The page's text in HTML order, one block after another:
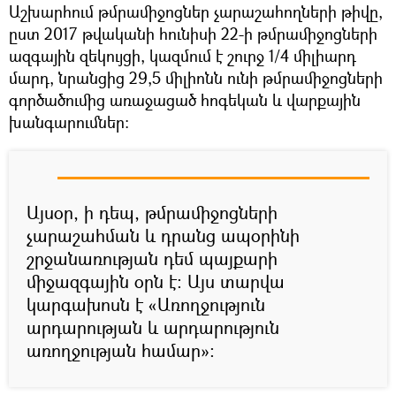
Աշխարհում թմրամիջոցներ չարաշահողների թիվը,
ըստ 2017 թվականի հունիսի 22-ի թմրամիջոցների
ազգային զեկույցի, կազմում է շուրջ 1/4 միլիարդ
մարդ, նրանցից 29,5 միլիոնն ունի թմրամիջոցների
գործածումից առաջացած հոգեկան և վարքային
խանգարումներ։
Այսօր, ի դեպ, թմրամիջոցների
չարաշահման և դրանց ապօրինի
շրջանառության դեմ պայքարի
միջազգային օրն է։ Այս տարվա
կարգախոսն է «Առողջություն
արդարության և արդարություն
առողջության համար»։